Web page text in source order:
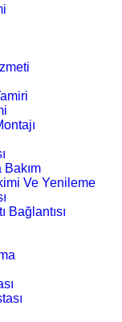
Bakım
Ve Yenileme
Bağlantısı